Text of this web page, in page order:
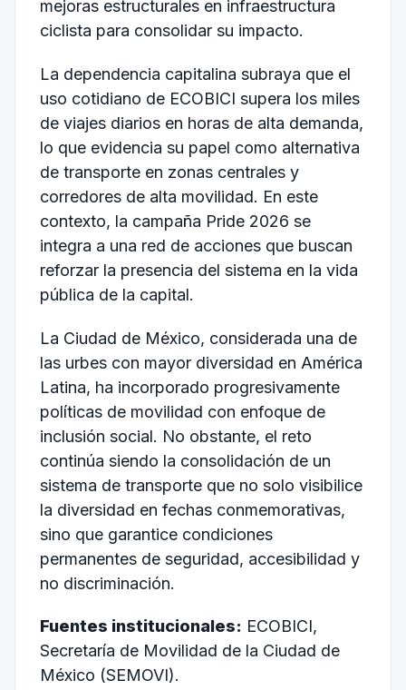
mejoras estructurales en infraestructura
ciclista para consolidar su impacto.
La dependencia capitalina subraya que el
uso cotidiano de ECOBICI supera los miles
de viajes diarios en horas de alta demanda,
lo que evidencia su papel como alternativa
de transporte en zonas centrales y
corredores de alta movilidad. En este
contexto, la campaña Pride 2026 se
integra a una red de acciones que buscan
reforzar la presencia del sistema en la vida
pública de la capital.
La Ciudad de México, considerada una de
las urbes con mayor diversidad en América
Latina, ha incorporado progresivamente
políticas de movilidad con enfoque de
inclusión social. No obstante, el reto
continúa siendo la consolidación de un
sistema de transporte que no solo visibilice
la diversidad en fechas conmemorativas,
sino que garantice condiciones
permanentes de seguridad, accesibilidad y
no discriminación.
Fuentes institucionales: ECOBICI,
Secretaría de Movilidad de la Ciudad de
México (SEMOVI).